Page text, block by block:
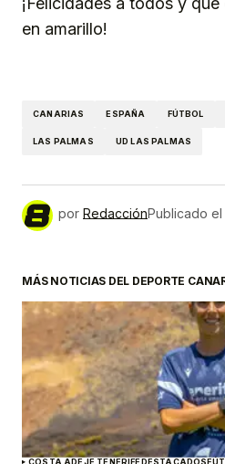
en amarillo!
CANARIAS ESPAÑA FÚTBOL
LAS PALMAS UD LAS PALMAS
por RedacciónPublicado el
MÁS NOTICIAS DEL DEPORTE
COSTA ADEJE TENERIFEDESTACADOS